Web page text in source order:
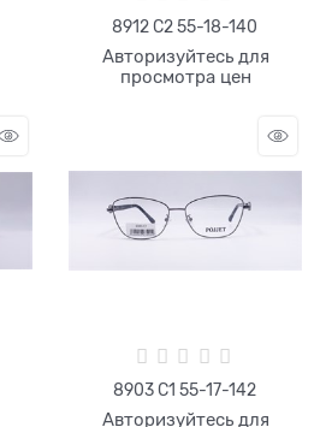
8912 C2 55-18-140
Авторизуйтесь для
просмотра цен
8903 C1 55-17-142
Авторизуйтесь для